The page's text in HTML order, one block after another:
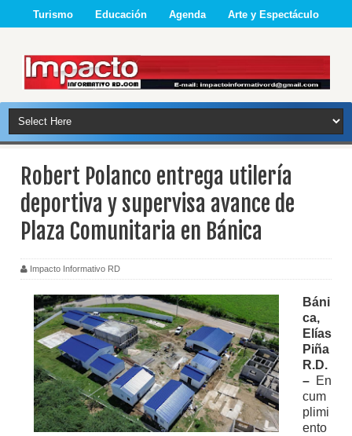
Turismo Educación Agenda Arte y Espectáculo
Robert Polanco entrega utilería
deportiva y supervisa avance de
Plaza Comunitaria en Bánica
Impacto Informativo RD
Báni
ca,
Elías
Piña
R.D.
– En
cum
plimi
ento